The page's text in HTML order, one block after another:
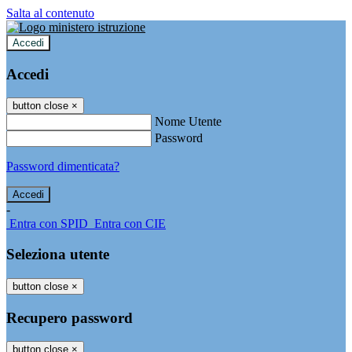
Salta al contenuto
Accedi
Accedi
button close ×
Nome Utente
Password
Password dimenticata?
-
Entra con SPID Entra con CIE
Seleziona utente
button close ×
Recupero password
button close ×